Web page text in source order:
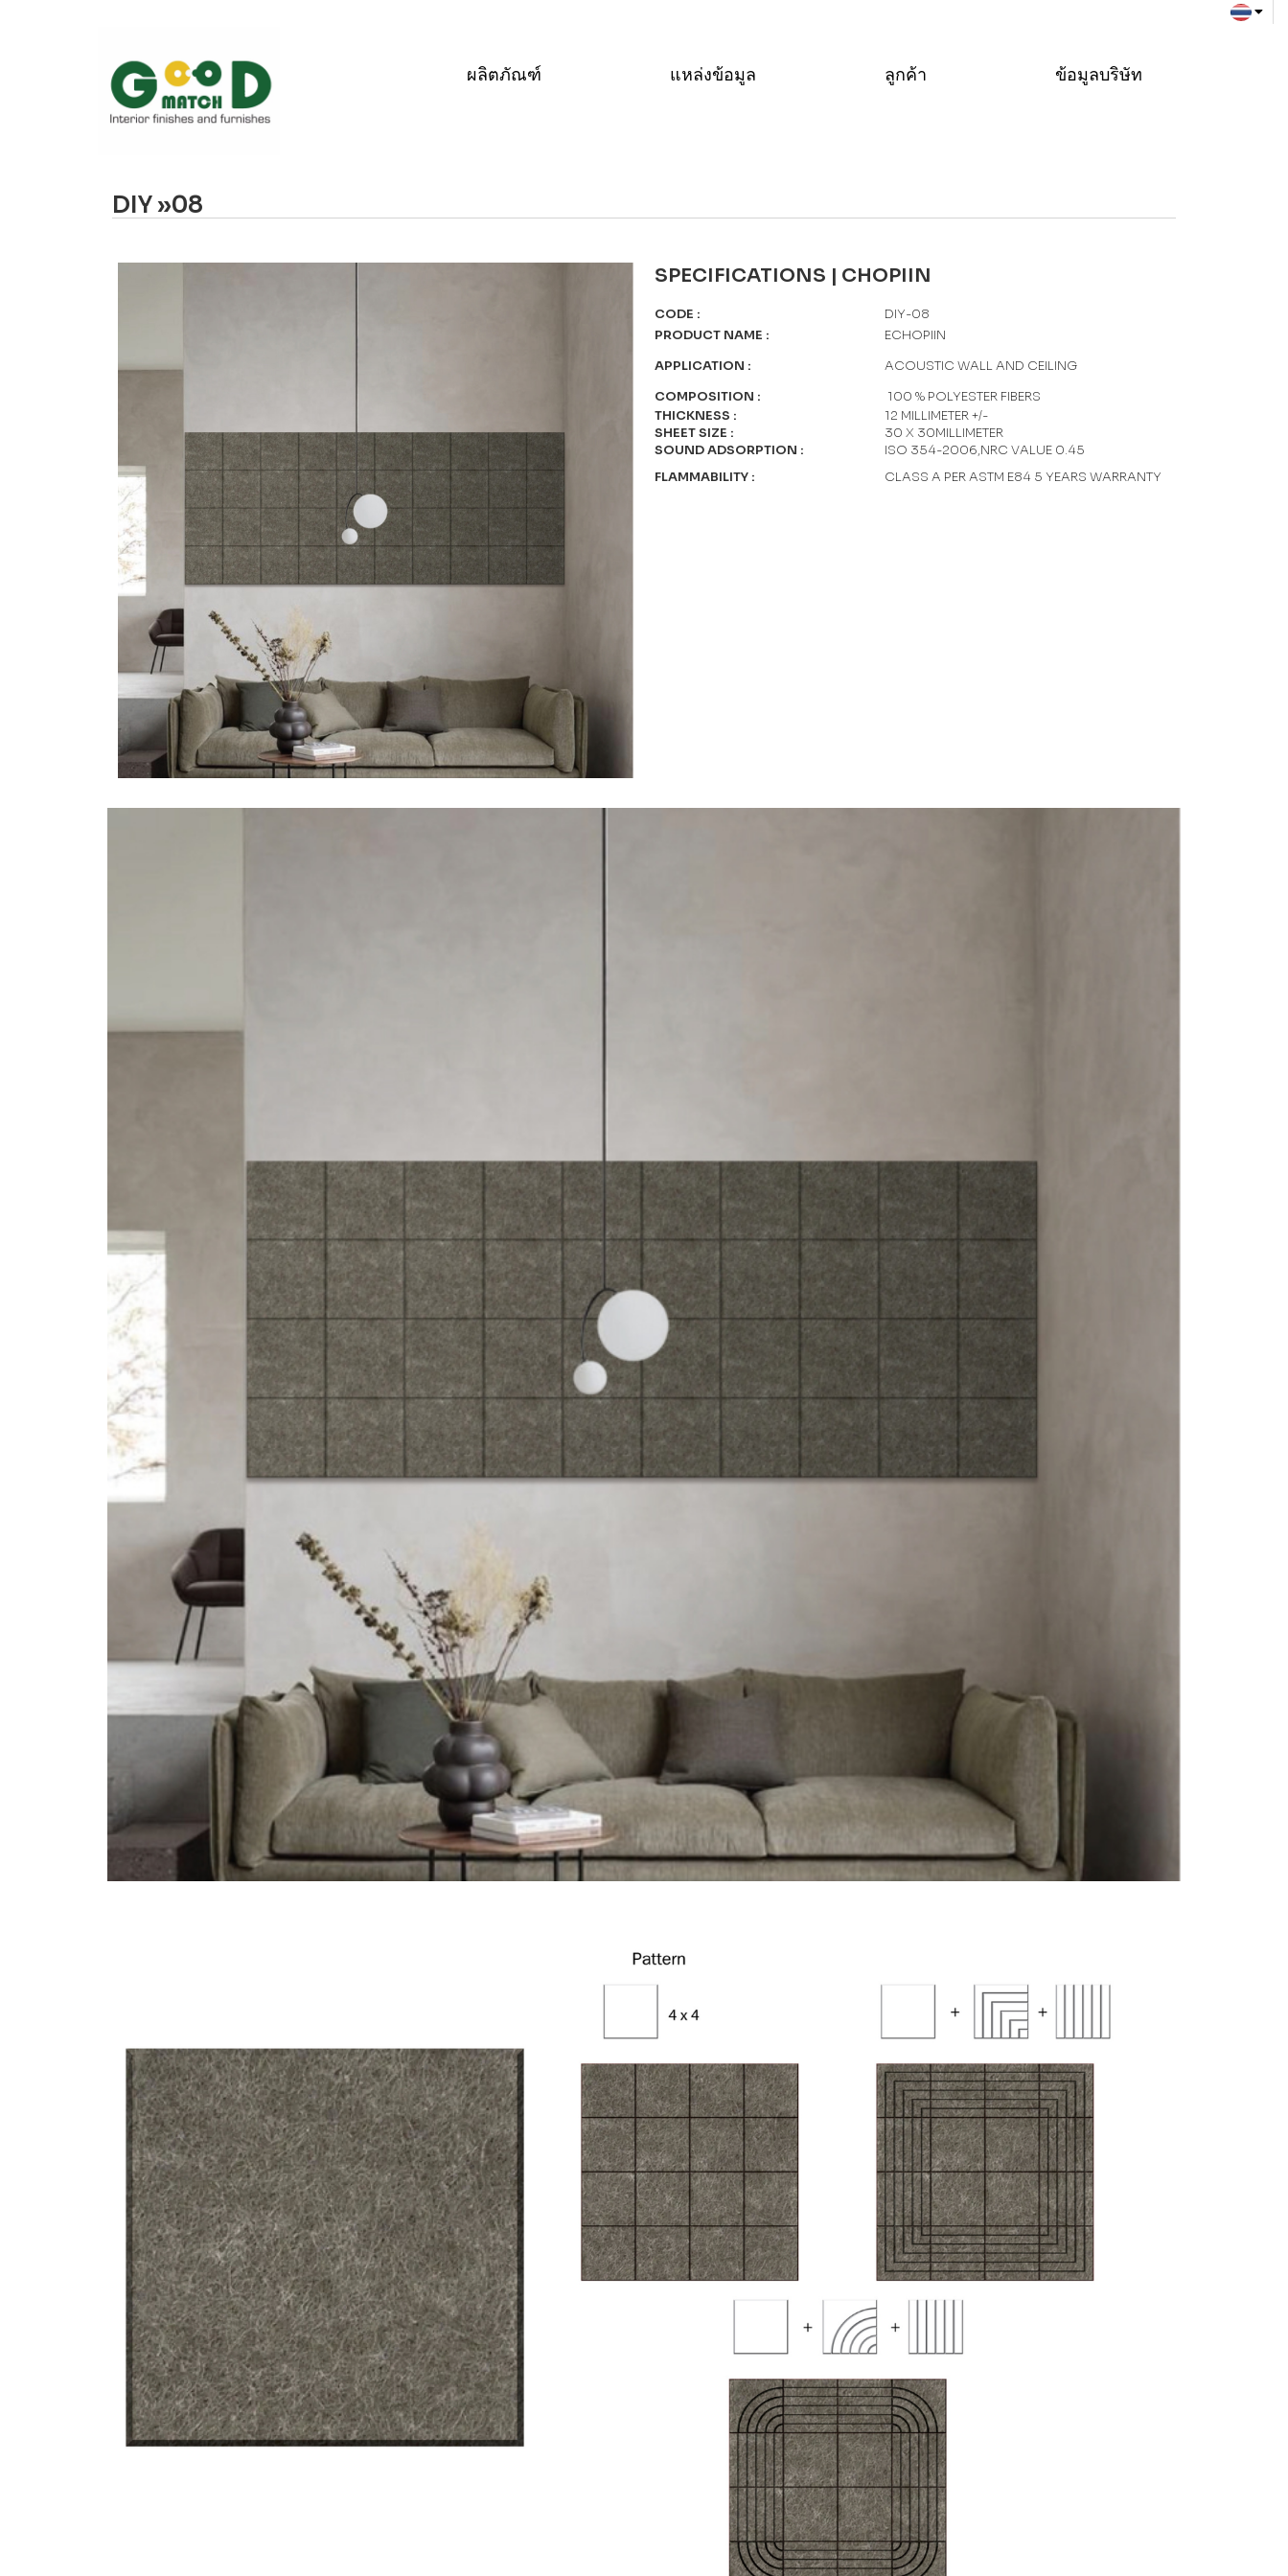
ผลิตภัณฑ์ แหล่งข้อมูล ลูกค้า ข้อมูลบริษัท
DIY »08
SPECIFICATIONS | CHOPIIN
CODE :
DIY-08
PRODUCT NAME :
APPLICATION :
COMPOSITION :
ECHOPIIN
ACOUSTIC WALL AND CEILING
100 % POLYESTER FIBERS
THICKNESS :
12 MILLIMETER +/-
SHEET SIZE :
30 X 30MILLIMETER
SOUND ADSORPTION :
FLAMMABILITY :
ISO 354-2006,NRC VALUE 0.45
CLASS A PER ASTM E84 5 YEARS WARRANTY